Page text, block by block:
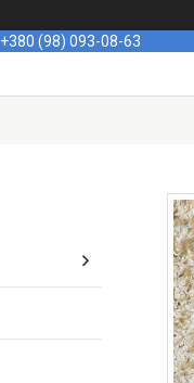
+380 (98) 093-08-63